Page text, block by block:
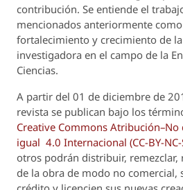
contribución. Se entiende el
mencionados anteriormente
fortalecimiento y crecimiento de
investigadora en el campo de la
Ciencias.
A partir del 01 de diciembre de
revista se publican bajo los
Creative Commons
igual 4.0 Internacional (CC-BY-
otros podrán distribuir, remezclar,
de la obra de modo no comercial,